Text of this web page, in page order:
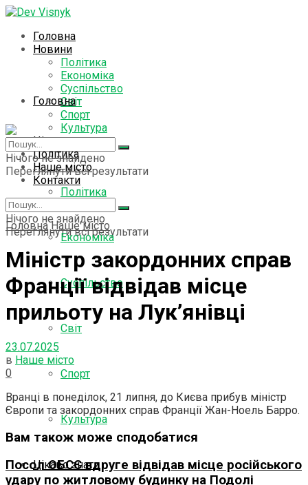
Головна
Новини
Політика
Економіка
Суспільство
Світ
Спорт
Культура
Цікаво знати
Політика
Наше місто
Контакти
Нічого не знайдено
Переглянути всі результати
Головна
Новини
Політика
Економіка
Суспільство
Світ
Спорт
Культура
Цікаво знати
Нічого не знайдено
Переглянути всі результати
Головна Наше місто
Міністр закордонних справ
Франції відвідав місце
прильоту на Лук’янівці
23.07.2025
в Наше місто
0
Вранці в понеділок, 21 липня, до Києва прибув міністр
Європи та закордонних справ Франції Жан-Ноель Барро.
Вам також може сподобатися
Посол ОБСЄ вдруге відвідав місце російського
удару по житловому будинку на Подолі